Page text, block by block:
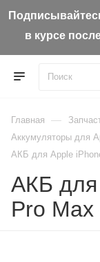
в курсе
Главная —
Aккумуляторы для
АКБ для Apple
АКБ для
Pro